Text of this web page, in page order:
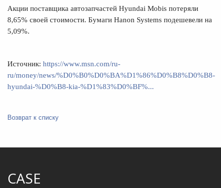
Акции поставщика автозапчастей Hyundai Mobis потеряли
8,65% своей стоимости. Бумаги Hanon Systems подешевели на
5,09%.
Источник: https://www.msn.com/ru-
ru/money/news/%D0%B0%D0%BA%D1%86%D0%B8%D0%B8-
hyundai-%D0%B8-kia-%D1%83%D0%BF%...
Возврат к списку
CASE